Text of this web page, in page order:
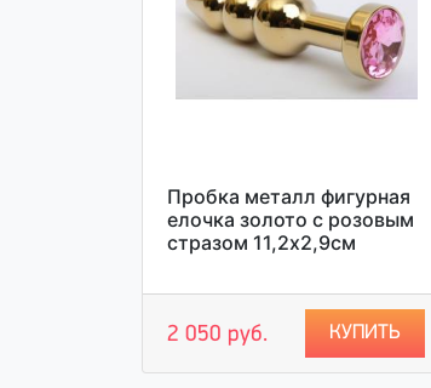
Пробка металл фигурная
елочка золото с розовым
стразом 11,2х2,9см
2 050 руб. КУПИТЬ